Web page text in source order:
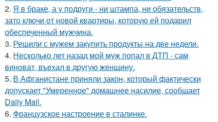
2. Я в браке, а у подруги - ни штампа, ни обязательств,
зато ключи от новой квартиры, которую ей подарил
обеспеченный мужчина.
3. Решили с мужем закупить продукты на две недели.
4. Несколько лет назад мой муж попал в ДТП - сам
виноват, въехал в другую женщину.
5. В Афганистане приняли закон, который фактически
допускает "Умеренное" домашнее насилие, сообщает
Daily Mail.
6. Французское настроение в сталинке.